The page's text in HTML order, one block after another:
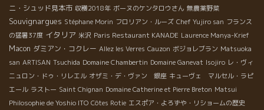
ニ・シュッド見本市 収穫2018年 ボーヌのケンタロウさん 無農薬野菜
Souvignargues Stéphane Morin フロリアン・ルーズ Chef Yujiro san フランス
の猛暑37度 イタリア 米沢 Paris Restaurant KANADE Laurence Manya-Krief
Macon ダミアン・コクレー Allez les Verres Cauzon ボジョレブラン Matsuoka
san ARTISAN Tsuchida Domaine Chambertin Domaine Ganevat Isojiro レ・ヴィ
ニュロン・ドゥ・リレエル オザミ・デ・ヴァン 銀座 キューヴェ マルセル・ラピ
エール ラストー Saint Chignan Domaine Catherine et Pierre Breton Matsui
Philosophie de Yoshio ITO Côtes Rotie エスポア・よろずや・リショームの歴史